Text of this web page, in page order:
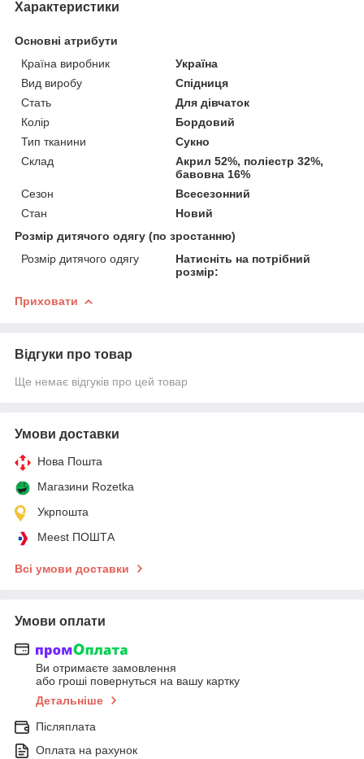
Характеристики
Основні атрибути
Країна виробник
Україна
Вид виробу
Спідниця
Стать
Для дівчаток
Колір
Бордовий
Тип тканини
Сукно
Склад
Акрил 52%, поліестр 32%,
бавовна 16%
Сезон
Всесезонний
Стан
Новий
Розмір дитячого одягу (по зростанню)
Розмір дитячого одягу
Натисніть на потрібний
розмір:
Приховати
Відгуки про товар
Ще немає відгуків про цей товар
Умови доставки
Нова Пошта
Магазини Rozetka
Укрпошта
Meest ПОШТА
Всі умови доставки
Умови оплати
Ви отримаєте замовлення
або гроші повернуться на вашу картку
Детальніше
Післяплата
Оплата на рахунок